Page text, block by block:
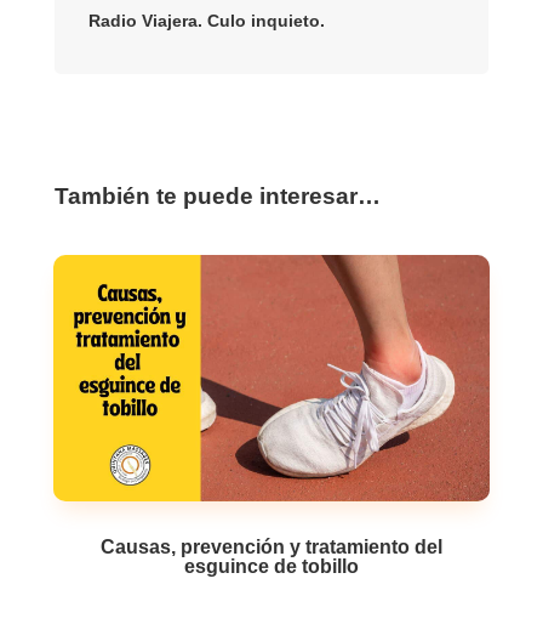
Radio Viajera. Culo inquieto.
También te puede interesar…
Causas, prevención y tratamiento del
esguince de tobillo